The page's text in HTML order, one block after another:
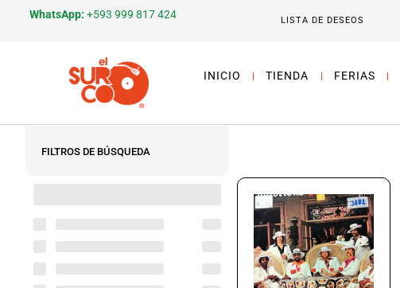
WhatsApp: +593 999 817 424 LISTA DE DESEOS
INICIO TIENDA FERIAS
FILTROS DE BÚSQUEDA